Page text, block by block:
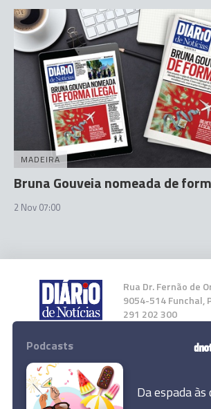
MADEIRA
Bruna Gouveia nomeada de
2 Nov 07:00
Rua Dr. Fernão de
9054-514 Funchal,
291 202 300
Instale a nossa App
Podcasts
Da espada às